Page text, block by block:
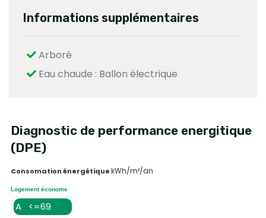
Informations supplémentaires
Arboré
Eau chaude : Ballon électrique
Diagnostic de performance energitique
(DPE)
Consomation énergétiquekWh/m²/an
Logement économe
A <=69